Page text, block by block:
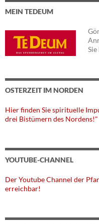
MEIN TEDEUM
OSTERZEIT IM NORDEN
Hier finden Sie spirituelle
drei Bistümern des Nordens!"
YOUTUBE-CHANNEL
Der Youtube Channel der
erreichbar!